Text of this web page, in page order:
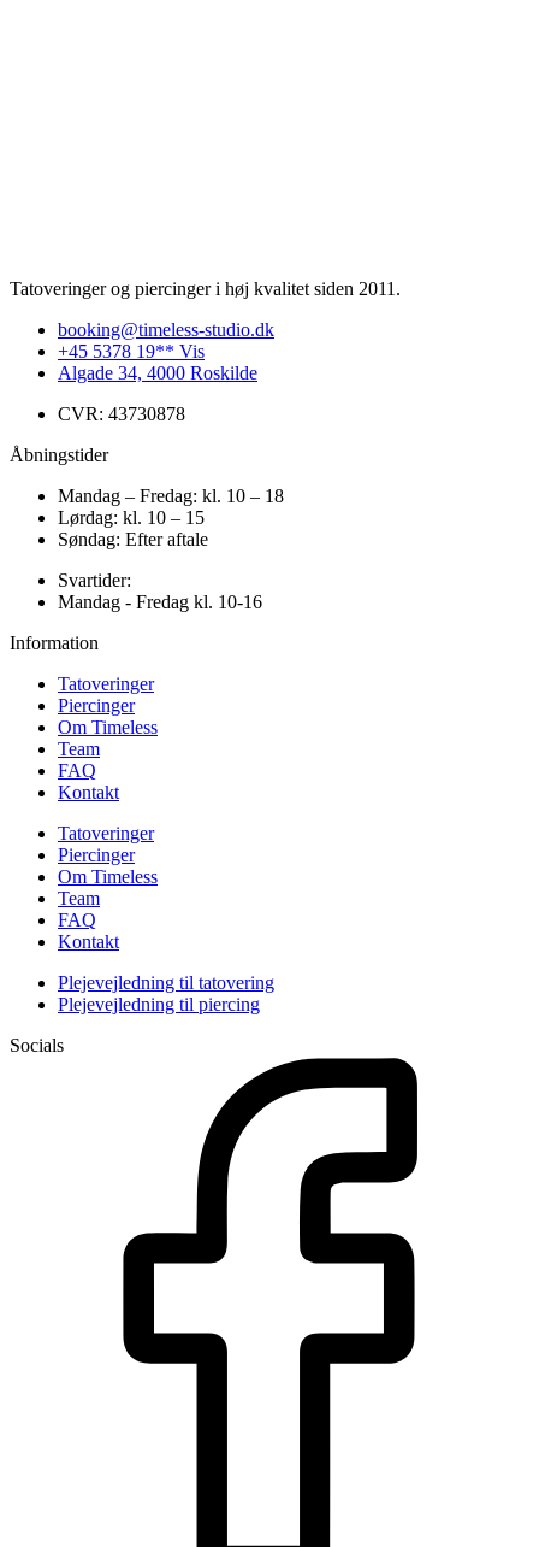
Tatoveringer og piercinger i høj kvalitet siden 2011.
booking@timeless-studio.dk
+45 5378 19** Vis
Algade 34, 4000 Roskilde
CVR: 43730878
Åbningstider
Mandag – Fredag: kl. 10 – 18
Lørdag: kl. 10 – 15
Søndag: Efter aftale
Svartider:
Mandag - Fredag kl. 10-16
Information
Tatoveringer
Piercinger
Om Timeless
Team
FAQ
Kontakt
Tatoveringer
Piercinger
Om Timeless
Team
FAQ
Kontakt
Plejevejledning til tatovering
Plejevejledning til piercing
Socials